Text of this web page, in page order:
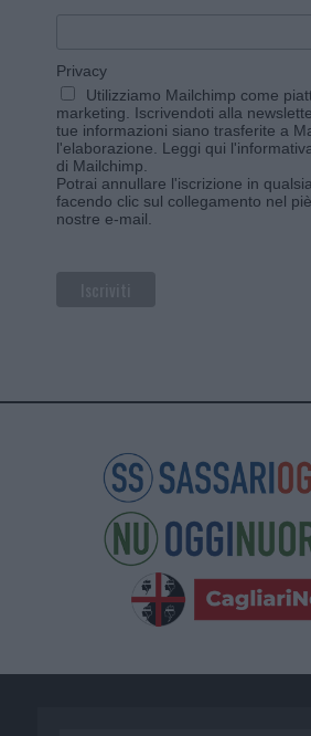
Privacy
Utilizziamo Mailchimp come
marketing. Iscrivendoti alla
tue informazioni siano trasferite a
l'elaborazione. Leggi qui
di Mailchimp
Potrai annullare l'iscrizione in
facendo clic sul collegamento nel
nostre e-mail.